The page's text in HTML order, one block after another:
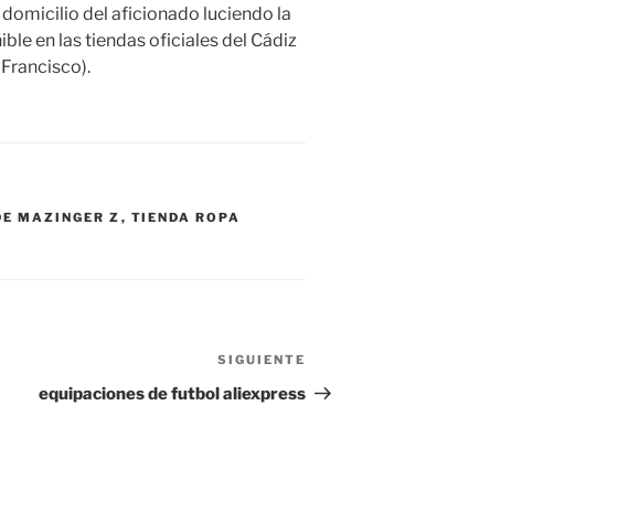
domicilio del aficionado luciendo la
en las tiendas oficiales del Cádiz
MAZINGER Z , TIENDA ROPA
entrada
SIGUIENTE
equipaciones de futbol aliexpress